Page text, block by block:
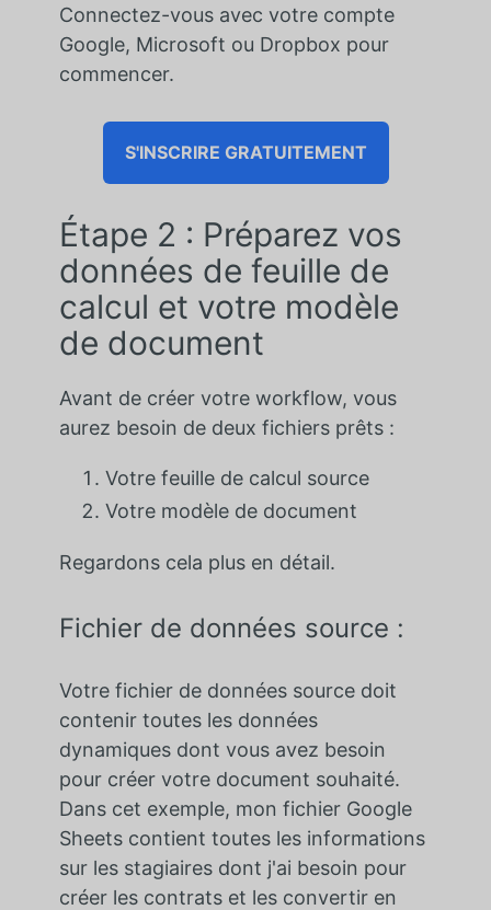
Connectez-vous avec votre compte
Google, Microsoft ou Dropbox pour
commencer.
S'INSCRIRE GRATUITEMENT
Étape 2 : Préparez vos
données de feuille de
calcul et votre modèle
de document
Avant de créer votre workflow, vous
aurez besoin de deux fichiers prêts :
Votre feuille de calcul source
Votre modèle de document
Regardons cela plus en détail.
Fichier de données source :
Votre fichier de données source doit
contenir toutes les données
dynamiques dont vous avez besoin
pour créer votre document souhaité.
Dans cet exemple, mon fichier Google
Sheets contient toutes les informations
sur les stagiaires dont j'ai besoin pour
créer les contrats et les convertir en